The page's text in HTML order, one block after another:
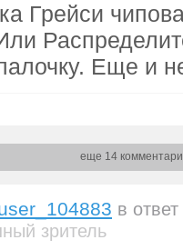
Грейси
Еще и
еще 14
в
зритель